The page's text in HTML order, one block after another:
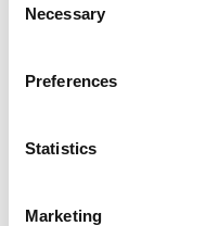
Selection
Necessary
Preferences
Statistics
Marketing